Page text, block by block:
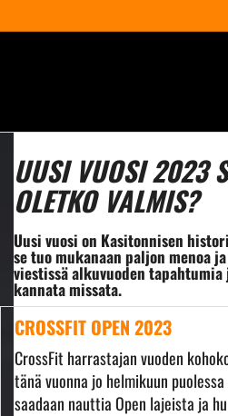
UUSI VUOSI 2023
OLETKO VALMIS?
Uusi vuosi on Kasitonnisen
se tuo mukanaan paljon menoa
viestissä alkuvuoden
kannata missata.
CROSSFIT OPEN 2023
CrossFit harrastajan vuoden
tänä vuonna jo helmikuun
saadaan nauttia Open lajeista ja